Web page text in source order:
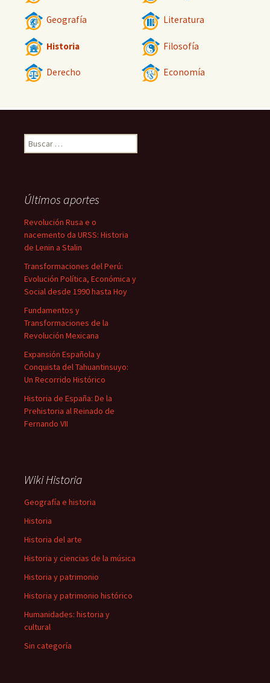
Geografía Literatura
Historia Filosofía
Derecho Economía
Buscar:
Últimos aportes
Revolución Rusa e o
nacemento da URSS: Historia
de Lenin a Stalin
Transformaciones del Perú:
Evolución Política, Económica y
Social desde 1990 hasta Hoy
Fundamentos y
Transformaciones de la
Revolución Mexicana
Expansión Española y
Conquista del Tahuantinsuyo:
Un Recorrido Histórico
Historia de España: De la
Prehistoria al Reinado de
Fernando VII
Wiki Historia
Geografía e historia
Historia
Historia del arte
Historia y ciencias de la música
Historia y patrimonio
Historia y patrimonio histórico
Humanidades: historia y
cultural
Sin categoría